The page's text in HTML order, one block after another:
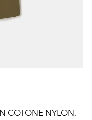
COTONE NYLON,